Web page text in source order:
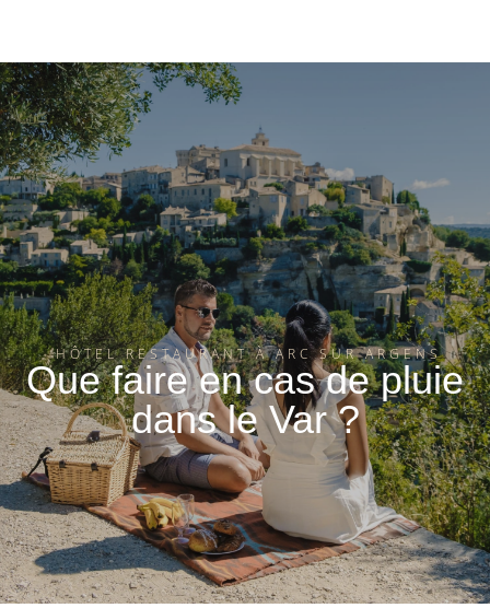
HÔTEL RESTAURANT À ARC SUR ARGENS
Que faire en cas de pluie
dans le Var ?